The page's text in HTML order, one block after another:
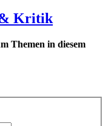
& Kritik
Themen in diesem